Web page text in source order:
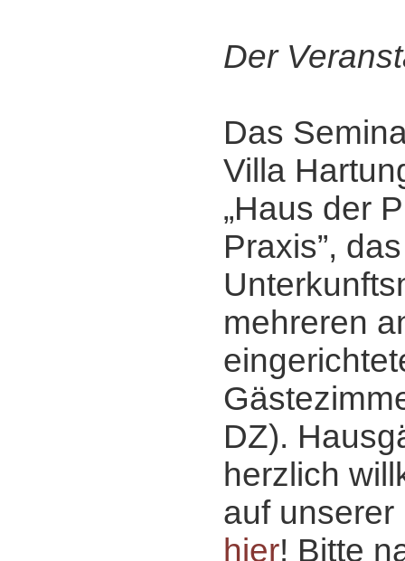
Der
Das
Villa
„Haus der
Praxis”,
mehreren
DZ).
herzlich
auf unserer
hier! Bitte